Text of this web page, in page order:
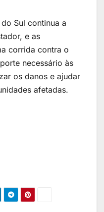
Sul continua a
e as
corrida contra o
necessário às
os danos e ajudar
afetadas.